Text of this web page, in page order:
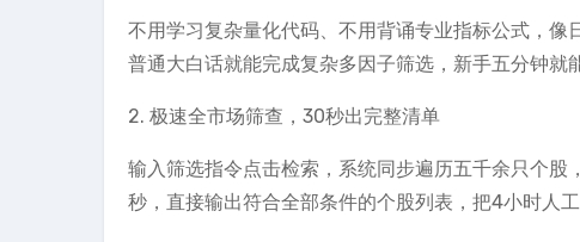
不用学习复杂量化代码、不用背诵专业指标公式，像
普通大白话就能完成复杂多因子筛选，新手五分钟就
2. 极速全市场筛查，30秒出完整清单
输入筛选指令点击检索，系统同步遍历五千余只个
秒，直接输出符合全部条件的个股列表，把4小时人工